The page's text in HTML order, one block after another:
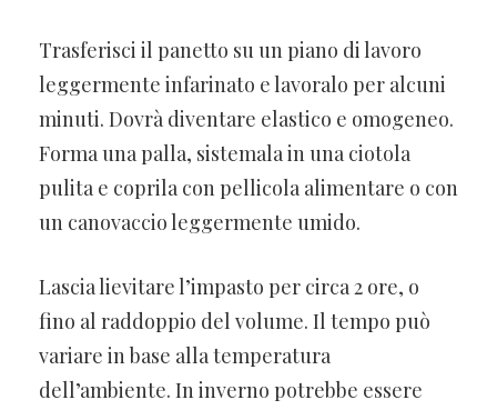
Trasferisci il panetto su un piano di lavoro
leggermente infarinato e lavoralo per alcuni
minuti. Dovrà diventare elastico e omogeneo.
Forma una palla, sistemala in una ciotola
pulita e coprila con pellicola alimentare o con
un canovaccio leggermente umido.
Lascia lievitare l’impasto per circa 2 ore, o
fino al raddoppio del volume. Il tempo può
variare in base alla temperatura
dell’ambiente. In inverno potrebbe essere